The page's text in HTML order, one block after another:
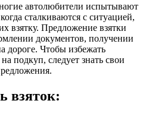
автолюбители испытывают
сталкиваются с ситуацией,
взятку. Предложение взятки
документов, получении
дороге. Чтобы избежать
подкуп, следует знать свои
взяток: